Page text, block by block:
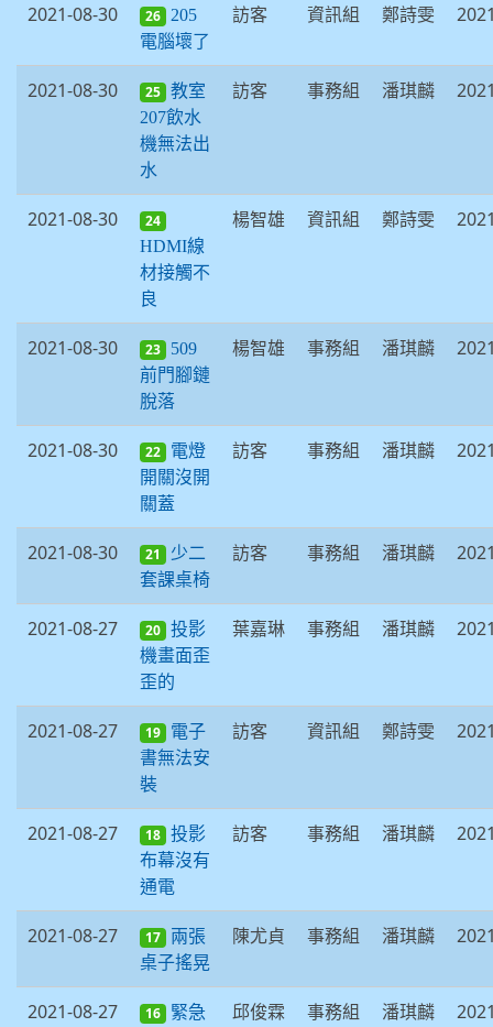
2021-08-30 26
205
電腦壞了
訪客 資訊組 鄭詩雯
2021-08-30 25 教室
207飲水
機無法出
水
訪客 事務組 潘琪麟
2021-08-30 24
HDMI線
材接觸不
良
楊智雄 資訊組 鄭詩雯
2021-08-30 23
509
前門腳鏈
脫落
楊智雄 事務組 潘琪麟
2021-08-30 22
電燈
開關沒開
關蓋
訪客 事務組 潘琪麟
2021-08-30 21
少二
套課桌椅
訪客 事務組 潘琪麟
2021-08-27 20 投影
機畫面歪
歪的
葉嘉琳 事務組 潘琪麟
2021-08-27 19
電子
書無法安
裝
訪客 資訊組 鄭詩雯
2021-08-27 18 投影
布幕沒有
通電
訪客 事務組 潘琪麟
2021-08-27 17
兩張
桌子搖晃
陳尤貞 事務組 潘琪麟
2021-08-27 16
緊急
邱俊霖 事務組 潘琪麟